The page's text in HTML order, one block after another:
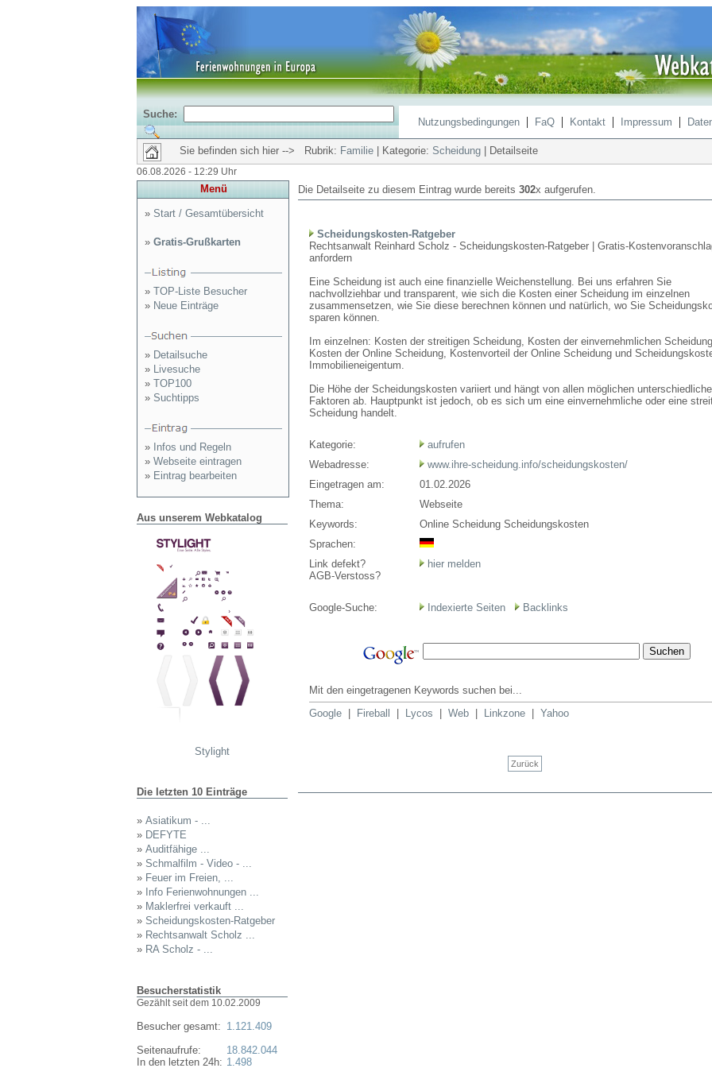
Suche:
Nutzungsbedingungen| FaQ| Kontakt| Impressum |
Sie befinden sich hier --> Rubrik: Familie| Kategorie: Scheidung| Detailseite
06.08.2026 - 12:29 Uhr
Menü
» Start / Gesamtübersicht
» Gratis-Grußkarten
» TOP-Liste Besucher
» Neue Einträge
» Detailsuche
» Livesuche
» TOP100
» Suchtipps
»
Infos und Regeln
» Webseite eintragen
» Eintrag bearbeiten
Aus unserem Webkatalog
Stylight
Die letzten 10 Einträge
» Asiatikum - ...
» DEFYTE
» Auditfähige ...
» Schmalfilm - Video - ...
» Feuer im Freien, ...
»
Info Ferienwohnungen ...
» Maklerfrei verkauft ...
» Scheidungskosten-Ratgeber
» Rechtsanwalt Scholz ...
» RA Scholz - ...
Besucherstatistik
Gezählt seit dem 10.02.2009
Besucher gesamt:
Seitenaufrufe:
In den letzten 24h:
1.121.409
18.842.044
1.498
Die Detailseite zu diesem Eintrag wurde bereits 302x aufgerufen.
Scheidungskosten-Ratgeber
Rechtsanwalt Reinhard Scholz - Scheidungskosten-Ratgeber | Gratis-
anfordern
Eine Scheidung ist auch eine finanzielle Weichenstellung. Bei uns erfahren Sie
nachvollziehbar und transparent, wie sich die Kosten einer Scheidung im einzelnen
zusammensetzen, wie Sie diese berechnen können und natürlich, wo Sie
sparen können.
Im einzelnen: Kosten der streitigen Scheidung, Kosten der einvernehmlichen
Kosten der Online Scheidung, Kostenvorteil der Online Scheidung und
Immobilieneigentum.
Die Höhe der Scheidungskosten variiert und hängt von allen möglichen
Faktoren ab. Hauptpunkt ist jedoch, ob es sich um eine einvernehmliche oder eine
Scheidung handelt.
Kategorie:
aufrufen
Webadresse:
www.ihre-scheidung.info/scheidungskosten/
Eingetragen am:
01.02.2026
Thema:
Webseite
Keywords:
Online Scheidung Scheidungskosten
Sprachen:
Link defekt?
AGB-Verstoss?
hier melden
Google-Suche: Indexierte Seiten Backlinks
Mit den eingetragenen Keywords suchen bei...
Google| Fireball Lycos Web| Linkzone| Yahoo
Zurück